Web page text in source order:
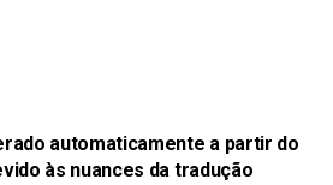
automaticamente a partir do
às nuances da tradução